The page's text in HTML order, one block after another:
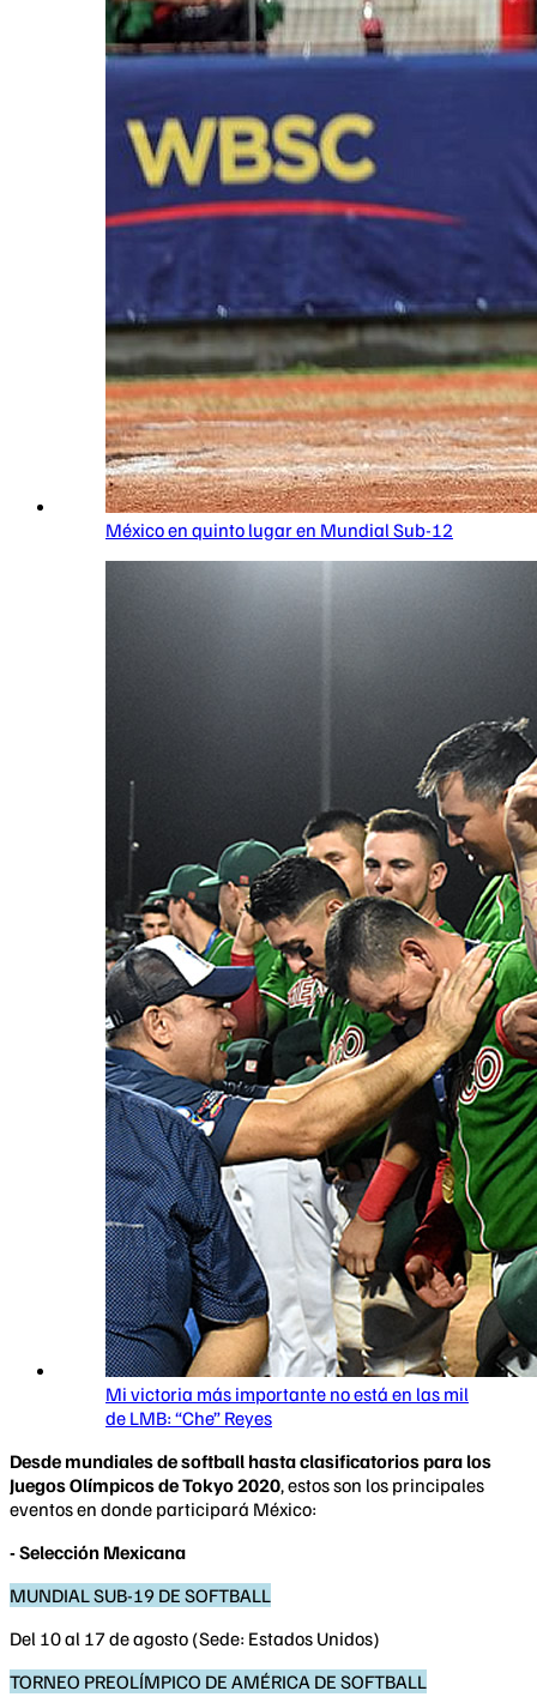
México en quinto lugar en Mundial Sub-12
Mi victoria más importante no está en las mil
de LMB: “Che” Reyes
Desde mundiales de softball hasta clasificatorios para los
Juegos Olímpicos de Tokyo 2020, estos son los principales
eventos en donde participará México:
- Selección Mexicana
MUNDIAL SUB-19 DE SOFTBALL
Del 10 al 17 de agosto (Sede: Estados Unidos)
TORNEO PREOLÍMPICO DE AMÉRICA DE SOFTBALL